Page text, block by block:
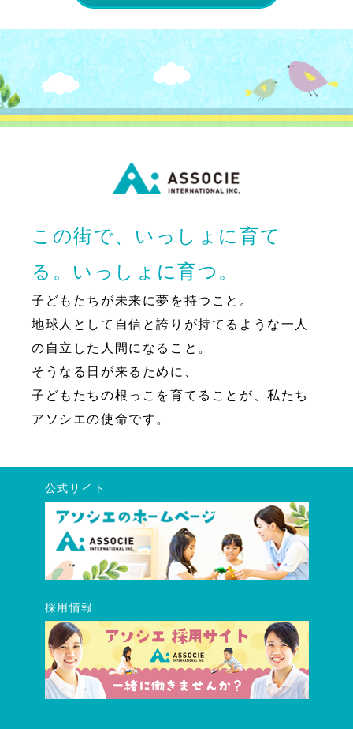
この街で、いっしょに育て
る。いっしょに育つ。
子どもたちが未来に夢を持つこと。
地球人として自信と誇りが持てるような一人
の自立した人間になること。
そうなる日が来るために、
子どもたちの根っこを育てることが、私たち
アソシエの使命です。
公式サイト
採用情報